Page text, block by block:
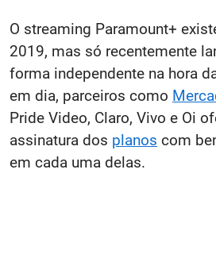
O streaming Paramount+
2019, mas só recentemente
forma independente na hora
em dia, parceiros como
Pride Video, Claro, Vivo e Oi
assinatura dos planos com
em cada uma delas.